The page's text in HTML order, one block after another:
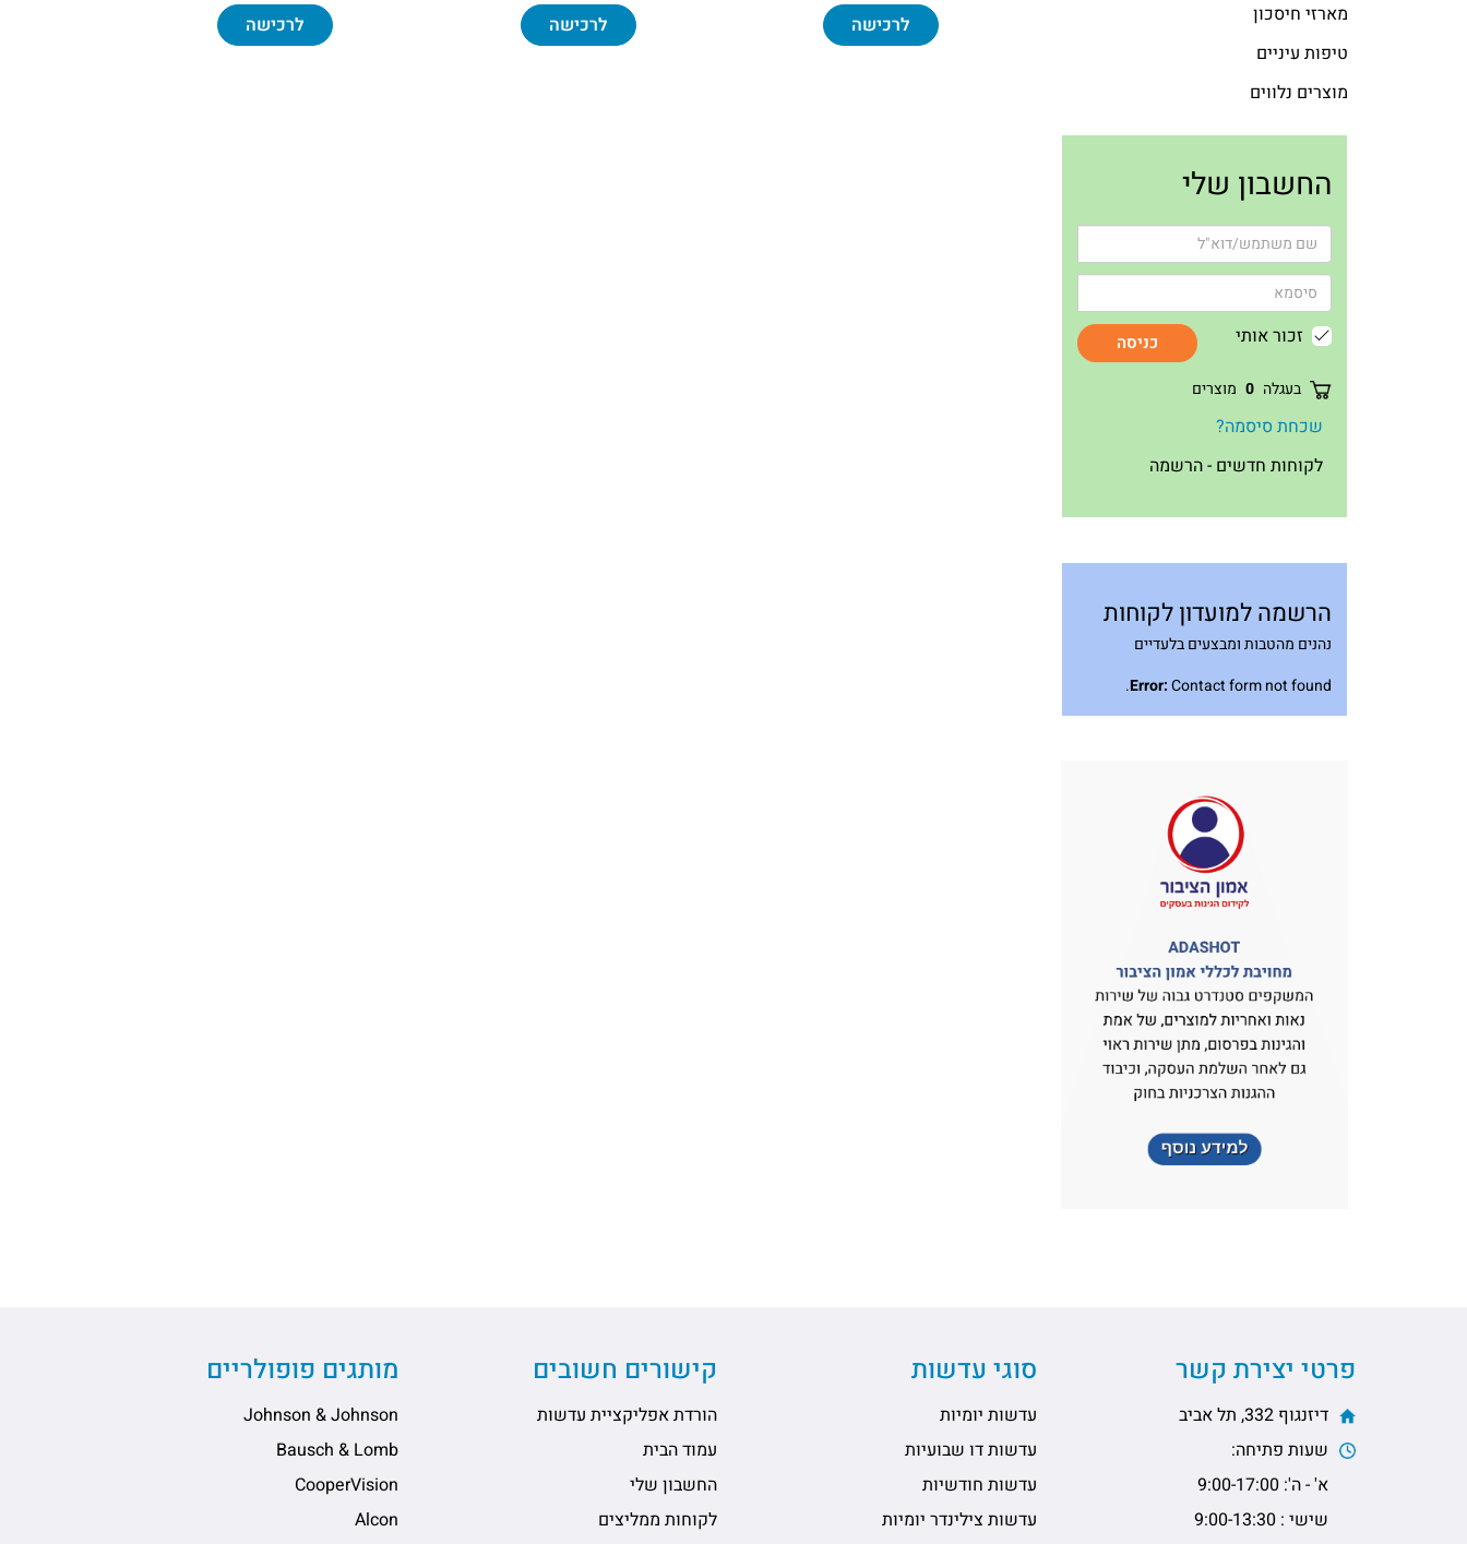
מארזי חיסכון
טיפות עיניים
מוצרים נלווים
החשבון שלי
זכור אותי כניסה
בעגלה 0 מוצרים
שכחת סיסמה?
לקוחות חדשים - הרשמה
הרשמה למועדון לקוחות
נהנים מהטבות ומבצעים בלעדיים
Error:Contact form not found.
לרכישה לרכישה לרכישה
פרטי יצירת קשר
דיזנגוף 332, תל אביב
שעות פתיחה:
א' - ה': 9:00-17:00
שישי : 9:00-13:30
סוגי עדשות
עדשות יומיות
עדשות דו שבועיות
עדשות חודשיות
עדשות צילינדר יומיות
קישורים חשובים
הורדת אפליקציית עדשות
עמוד הבית
החשבון שלי
לקוחות ממליצים
מותגים פופולריים
Johnson & Johnson
Bausch & Lomb
CooperVision
Alcon